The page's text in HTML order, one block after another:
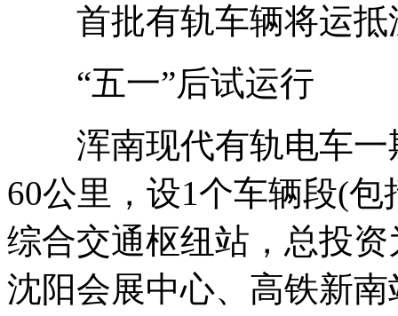
首批有轨车辆将运抵
“五一”后试运行
浑南现代有轨电车一
60公里，设1个车辆段(
综合交通枢纽站，总投
沈阳会展中心、高铁新